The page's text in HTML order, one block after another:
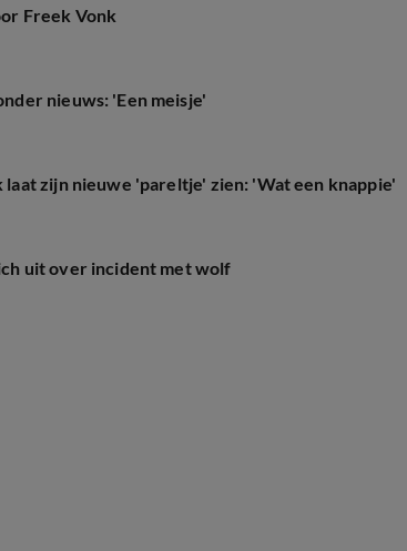
Freek Vonk
nieuws: 'Een meisje'
zijn nieuwe 'pareltje' zien: 'Wat een knappie'
uit over incident met wolf